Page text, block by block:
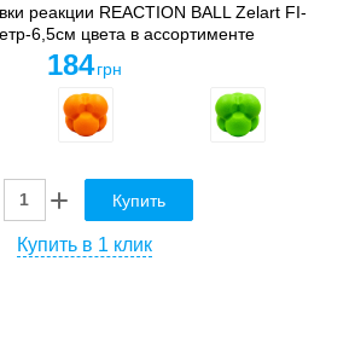
реакции REACTION BALL Zelart FI-
6,5см цвета в ассортименте
184 грн
Купить
Купить в 1 клик